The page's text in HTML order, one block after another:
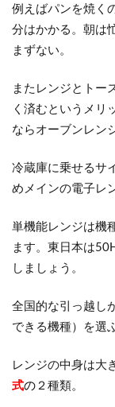
例えばパンを焼く
分はかかる。朝は
まずない。
またレンジとトー
く済むというメリ
ならオーブンレン
冷蔵庫に乗せるサ
めメインの電子レ
単機能レンジは機
ます。東日本は
しましょう。
全国的な引っ越し
できる機種）を選
レンジの中身は大
式の ２種類。